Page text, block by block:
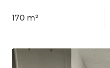
170 m²